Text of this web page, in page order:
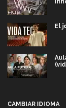
El
CAMBIAR IDIOMA